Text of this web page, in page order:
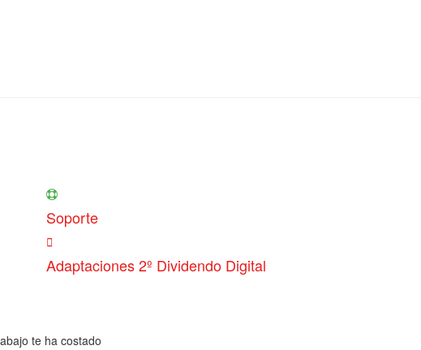
Soporte
Adaptaciones 2º Dividendo Digital
te ha costado